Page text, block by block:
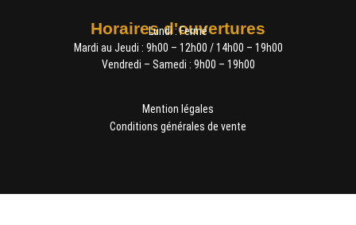
Horaires d'ouvertures
Lundi : Fermé
Mardi au Jeudi : 9h00 – 12h00 / 14h00 – 19h00
Vendredi – Samedi : 9h00 – 19h00
Mention légales
Conditions générales de vente